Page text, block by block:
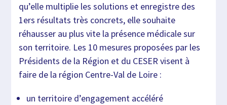
qu’elle multiplie les solutions et enregistre des
1ers résultats très concrets, elle souhaite
réhausser au plus vite la présence médicale sur
son territoire. Les 10 mesures proposées par les
Présidents de la Région et du CESER visent à
faire de la région Centre-Val de Loire :
un territoire d’engagement accéléré